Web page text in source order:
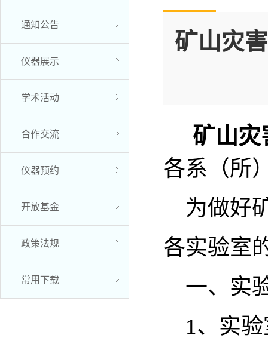
通知公告
仪器展示
学术活动
合作交流
仪器预约
开放基金
政策法规
常用下载
矿山灾
矿山灾
各系（所
为做好
各实验室
一、实
1、实